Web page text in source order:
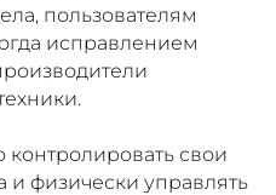
пользователям
исправлением
контролировать свои
и физически управлять